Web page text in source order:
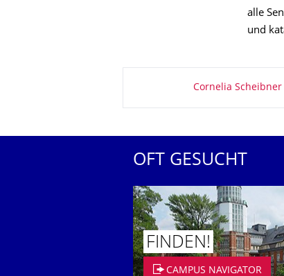
alle
und
Cornelia Scheibner
OFT GESUCHT
FINDEN!
CAMPUS NAVIGATOR